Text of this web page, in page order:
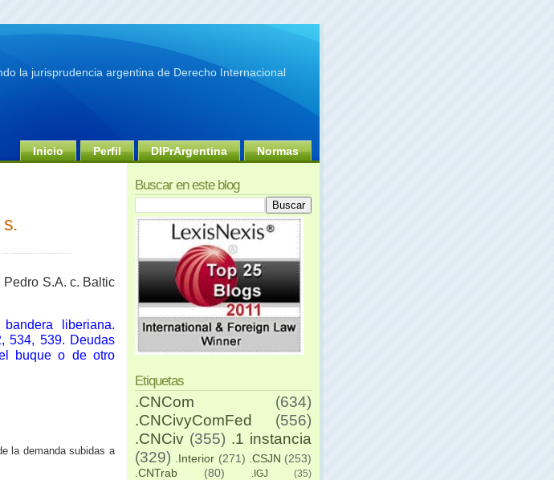
la jurisprudencia argentina de Derecho Internacional
Inicio Perfil DIPrArgentina Normas
s.
S.A. c. Baltic
liberiana.
534, 539. Deudas
buque o de otro
la demanda subidas a
Buscar en este blog
Etiquetas
.CNCom
(634)
.CNCivyComFed
(556)
.CNCiv (355) .1 instancia
(329)
.Interior (271) .CSJN (253)
.CNTrab
(80) .IGJ
(35)